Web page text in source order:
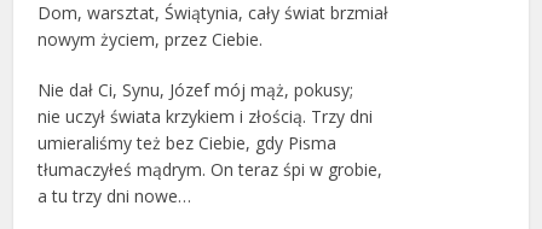
Dom, warsztat, Świątynia, cały świat brzmiał
nowym życiem, przez Ciebie.
Nie dał Ci, Synu, Józef mój mąż, pokusy;
nie uczył świata krzykiem i złością. Trzy dni
umieraliśmy też bez Ciebie, gdy Pisma
tłumaczyłeś mądrym. On teraz śpi w grobie,
a tu trzy dni nowe…